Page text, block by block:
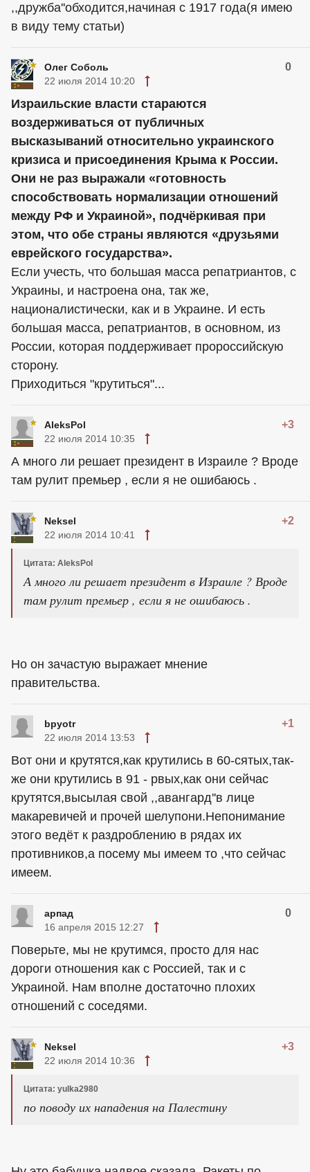
,,дружба''обходится,начиная с 1917 года(я имею
в виду тему статьи)
Олег Соболь 0
22 июля 2014 10:20
Израильские власти стараются
воздерживаться от публичных
высказываний относительно украинского
кризиса и присоединения Крыма к России.
Они не раз выражали «готовность
способствовать нормализации отношений
между РФ и Украиной», подчёркивая при
этом, что обе страны являются «друзьями
еврейского государства».
Если учесть, что большая масса репатриантов, с
Украины, и настроена она, так же,
националистически, как и в Украине. И есть
большая масса, репатриантов, в основном, из
России, которая поддерживает пророссийскую
сторону.
Приходиться "крутиться"...
AleksPol +3
22 июля 2014 10:35
А много ли решает президент в Израиле ? Вроде
там рулит премьер , если я не ошибаюсь .
Neksel +2
22 июля 2014 10:41
Цитата: AleksPol
А много ли решает президент в Израиле ? Вроде
там рулит премьер , если я не ошибаюсь .
Но он зачастую выражает мнение
правительства.
bpyotr +1
22 июля 2014 13:53
Вот они и крутятся,как крутились в 60-сятых,так-
же они крутились в 91 - рвых,как они сейчас
крутятся,высылая свой ,,авангард''в лице
макаревичей и прочей шелупони.Непонимание
этого ведёт к раздроблению в рядах их
противников,а посему мы имеем то ,что сейчас
имеем.
арпад 0
16 апреля 2015 12:27
Поверьте, мы не крутимся, просто для нас
дороги отношения как с Россией, так и с
Украиной. Нам вполне достаточно плохих
отношений с соседями.
Neksel +3
22 июля 2014 10:36
Цитата: yulka2980
по поводу их нападения на Палестину